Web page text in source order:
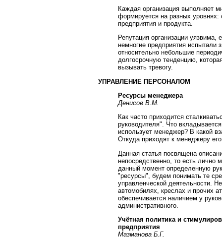
Каждая организация выполняет
формируется на разных уровнях:
предприятия и продукта.
Репутация организации
немногие предприятия испытали
относительно небольшие
долгосрочную тенденцию,
вызывать тревогу.
УПРАВЛЕНИЕ ПЕРСОНАЛОМ
Ресурсы менеджера
Денисов В.М.
Как часто приходится
руководителя". Что
использует менеджер? В какой
Откуда приходят к менеджеру
Данная статья посвящена
непосредственно, то есть
данный момент определенную
"ресурсы", будем понимать те
управленческой деятельности.
автомобилях, креслах и прочих
обеспечивается наличием у
административного.
Учётная политика и
предприятия
Мазманова Б.Г.